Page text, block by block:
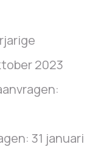
2023
31 januari